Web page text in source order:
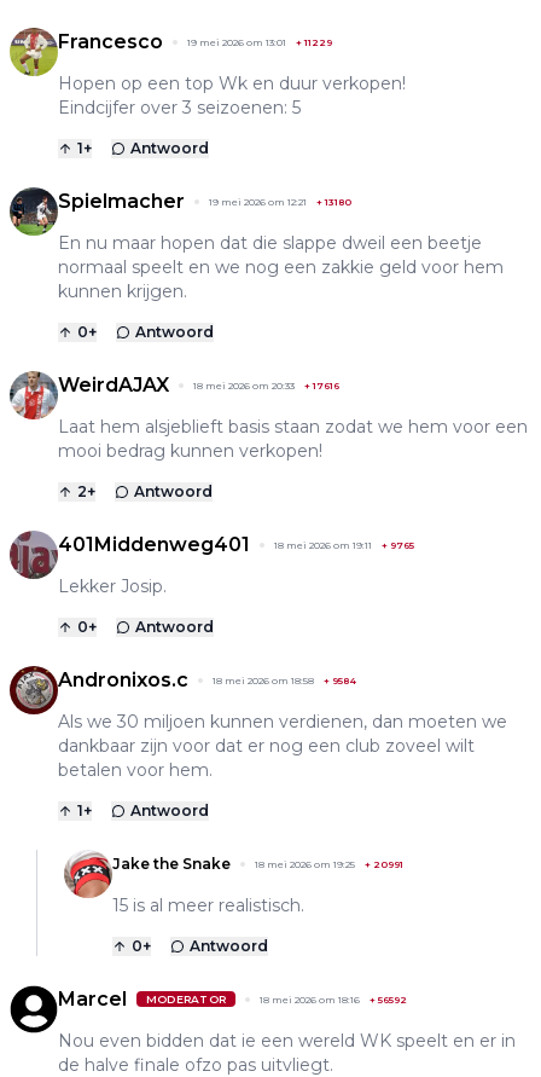
Francesco 19 mei 2026 om 13:01 +11229
Hopen op een top Wk en duur verkopen!
Eindcijfer over 3 seizoenen: 5
1+ Antwoord
Spielmacher 19 mei 2026 om 12:21 +13180
En nu maar hopen dat die slappe dweil een beetje
normaal speelt en we nog een zakkie geld voor hem
kunnen krijgen.
0+ Antwoord
WeirdAJAX 18 mei 2026 om 20:33 +17616
Laat hem alsjeblieft basis staan zodat we hem voor een
mooi bedrag kunnen verkopen!
2+ Antwoord
401Middenweg401 18 mei 2026 om 19:11 + 9765
Lekker Josip.
0+ Antwoord
Andronixos.c 18 mei 2026 om 18:58 + 9584
Als we 30 miljoen kunnen verdienen, dan moeten we
dankbaar zijn voor dat er nog een club zoveel wilt
betalen voor hem.
1+ Antwoord
Jake the Snake 18 mei 2026 om 19:25 + 20991
15 is al meer realistisch.
0+ Antwoord
Marcel MODERATOR 18 mei 2026 om 18:16 +56592
Nou even bidden dat ie een wereld WK speelt en er in
de halve finale ofzo pas uitvliegt.